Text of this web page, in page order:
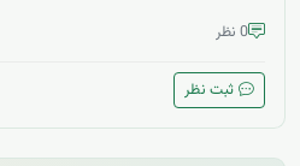
0 نظر
ثبت نظر